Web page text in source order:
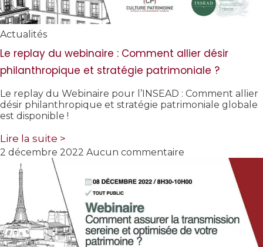
Actualités
Le replay du webinaire : Comment allier désir
philanthropique et stratégie patrimoniale ?
Le replay du Webinaire pour l’INSEAD : Comment allier
désir philanthropique et stratégie patrimoniale globale
est disponible !
Lire la suite >
2 décembre 2022 Aucun commentaire